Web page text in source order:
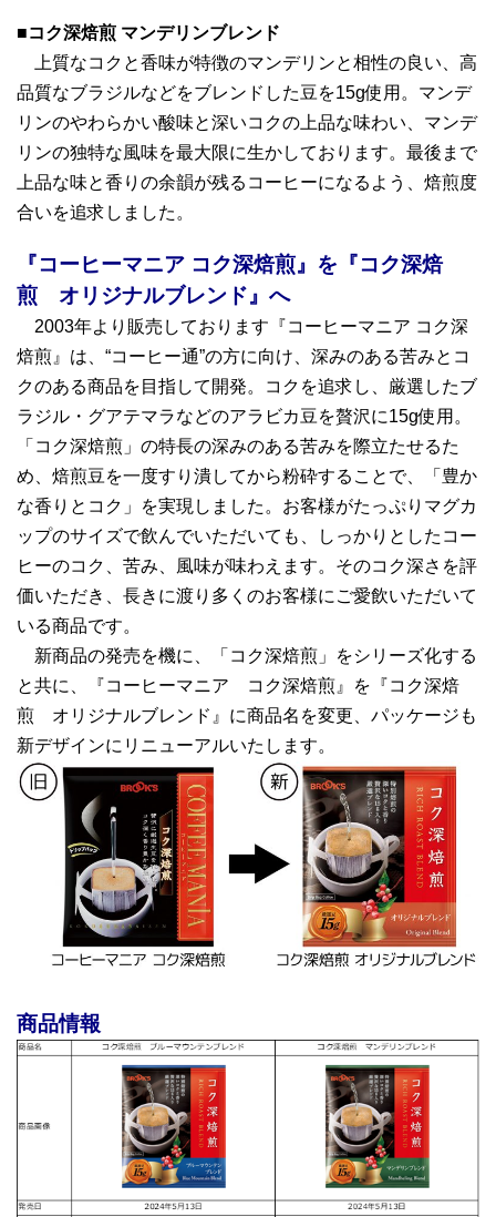
■コク深焙煎 マンデリンブレンド
上質なコクと香味が特徴のマンデリンと相性の良い、高
品質なブラジルなどをブレンドした豆を15g使用。マンデ
リンのやわらかい酸味と深いコクの上品な味わい、マンデ
リンの独特な風味を最大限に生かしております。最後まで
上品な味と香りの余韻が残るコーヒーになるよう、焙煎度
合いを追求しました。
『コーヒーマニア コク深焙煎』を『コク深焙
煎 オリジナルブレンド』へ
2003年より販売しております『コーヒーマニア コク深
焙煎』は、“コーヒー通”の方に向け、深みのある苦みとコ
クのある商品を目指して開発。コクを追求し、厳選したブ
ラジル・グアテマラなどのアラビカ豆を贅沢に15g使用。
「コク深焙煎」の特長の深みのある苦みを際立たせるた
め、焙煎豆を一度すり潰してから粉砕することで、「豊か
な香りとコク」を実現しました。お客様がたっぷりマグカ
ップのサイズで飲んでいただいても、しっかりとしたコー
ヒーのコク、苦み、風味が味わえます。そのコク深さを評
価いただき、長きに渡り多くのお客様にご愛飲いただいて
いる商品です。
新商品の発売を機に、「コク深焙煎」をシリーズ化する
と共に、『コーヒーマニア コク深焙煎』を『コク深焙
煎 オリジナルブレンド』に商品名を変更、パッケージも
新デザインにリニューアルいたします。
商品情報